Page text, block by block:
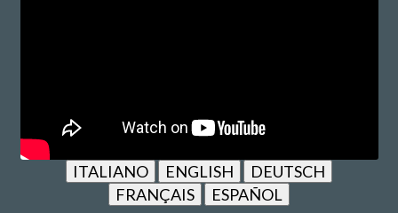
ITALIANO ENGLISH
DEUTSCH
FRANÇAIS
ESPAÑOL